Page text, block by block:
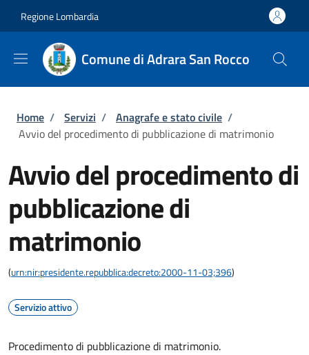
Regione Lombardia
Comune di Adrara San Rocco
Briciole di pane
Home / Servizi / Anagrafe e stato civile /
Avvio del procedimento di pubblicazione di matrimonio
Avvio del procedimento di
pubblicazione di
matrimonio
(urn:nir:presidente.repubblica:decreto:2000-11-03;396)
Servizio attivo
Procedimento di pubblicazione di matrimonio.